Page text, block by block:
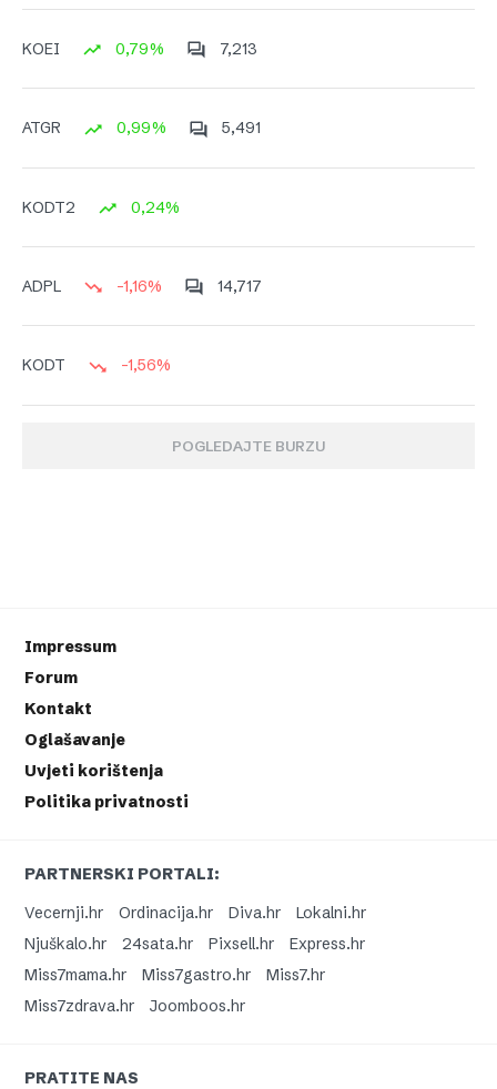
KOEI 0,79% 7,213
ATGR 0,99% 5,491
KODT2 0,24%
ADPL -1,16% 14,717
KODT -1,56%
POGLEDAJTE BURZU
Impressum
Forum
Kontakt
Oglašavanje
Uvjeti korištenja
Politika privatnosti
PARTNERSKI PORTALI:
Vecernji.hr
Ordinacija.hr Diva.hr
Lokalni.hr
Njuškalo.hr
24sata.hr Pixsell.hr
Express.hr
Miss7mama.hr
Miss7gastro.hr
Miss7.hr
Miss7zdrava.hr
Joomboos.hr
PRATITE NAS